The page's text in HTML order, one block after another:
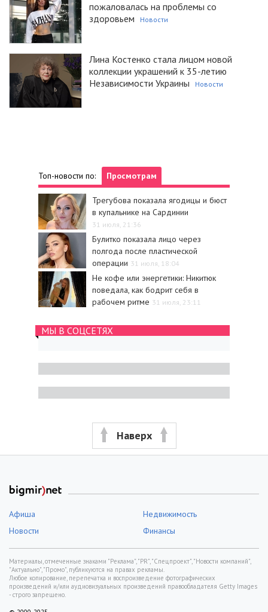
пожаловалась на проблемы со
здоровьем
Новости
Лина Костенко стала лицом новой
коллекции украшений к 35-летию
Независимости Украины
Новости
Топ-новости по: Просмотрам
Трегубова показала ягодицы и бюст
в купальнике на Сардинии
31 июля, 21:36
Булитко показала лицо через
полгода после пластической
операции 31 июля, 18:04
Не кофе или энергетики: Никитюк
поведала, как бодрит себя в
рабочем ритме 31 июля, 23:11
МЫ В СОЦСЕТЯХ
Наверх
Афиша
Недвижимость
Новости
Финансы
Материалы, отмеченные знаками "Реклама", "PR", "Спецпроект", "Новости компаний",
"Актуально", "Промо", публикуются на правах рекламы.
Любое копирование, перепечатка и воспроизведение фотографических
произведений и/или аудиовизуальных произведений правообладателя Getty Images
- строго запрещено.